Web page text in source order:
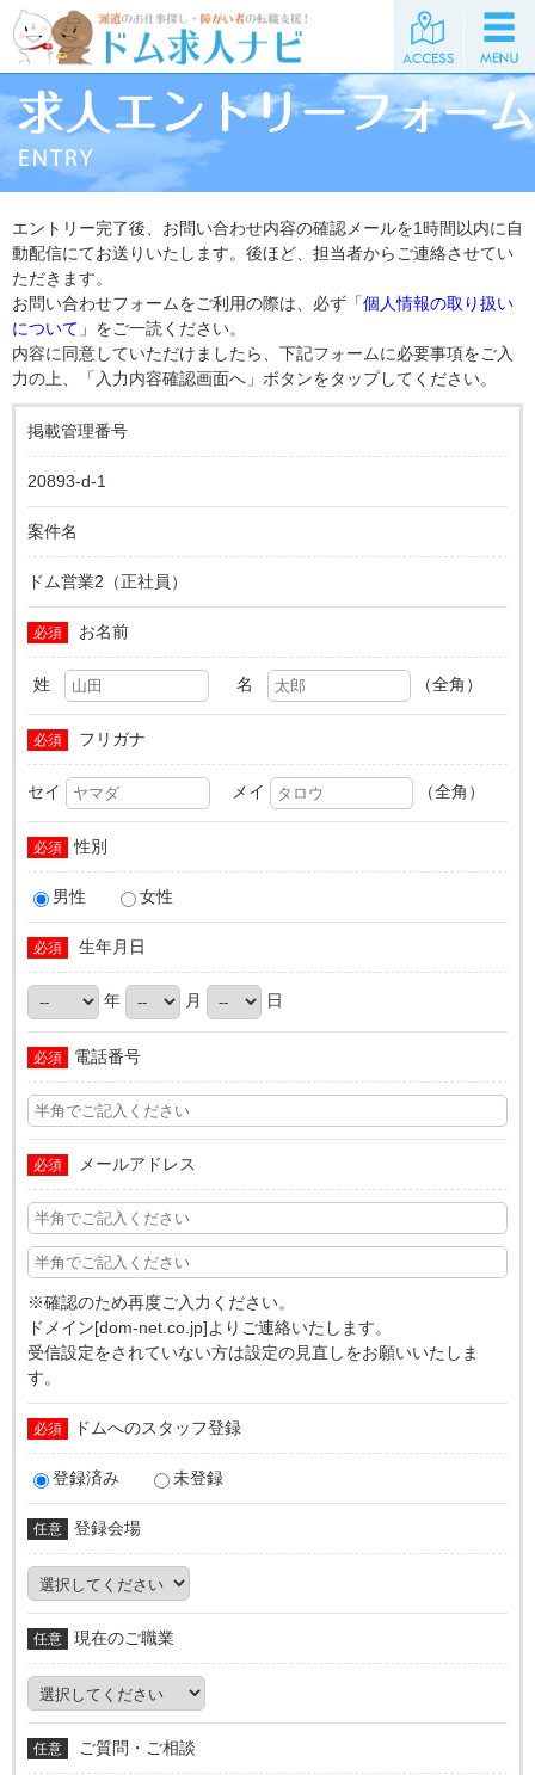
エントリー完了後、お問い合わせ内容の確認メールを1時間以内に自
動配信にてお送りいたします。後ほど、担当者からご連絡させてい
ただきます。
お問い合わせフォームをご利用の際は、必ず 「個人情報の取り扱い
について」 をご一読ください。
内容に同意していただけましたら、下記フォームに必要事項をご入
力の上、「入力内容確認画面へ」ボタンをタップしてください。
掲載管理番号
20893-d-1
案件名
ドム営業2（正社員）
必須 お名前
姓 名 （全角）
必須 フリガナ
セイ メイ （全角）
必須 性別
男性 女性
必須 生年月日
年 月 日
必須 電話番号
必須 メールアドレス
※確認のため再度ご入力ください。
ドメイン[dom-net.co.jp]よりご連絡いたします。
受信設定をされていない方は設定の見直しをお願いいたしま
す。
必須 ドムへのスタッフ登録
登録済み 未登録
任意 登録会場
任意 現在のご職業
任意 ご質問・ご相談